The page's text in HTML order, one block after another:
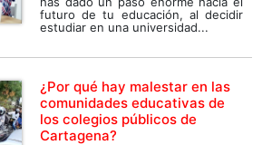
futuro de tu educación, al decidir
estudiar en una universidad...
¿Por qué hay malestar en las
comunidades educativas de
los colegios públicos de
Cartagena?